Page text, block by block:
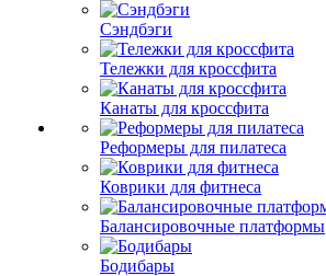
Сэндбэги
Тележки для кроссфита
Канаты для кроссфита
Реформеры для пилатеса
Коврики для фитнеса
Балансировочные платформы
Бодибары